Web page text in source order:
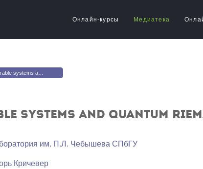
Онлайн-курсы Медиатека
Riemann surface. Lecture 4
systems and quantum
им. П.Л. Чебышева СПбГУ
Кричевер